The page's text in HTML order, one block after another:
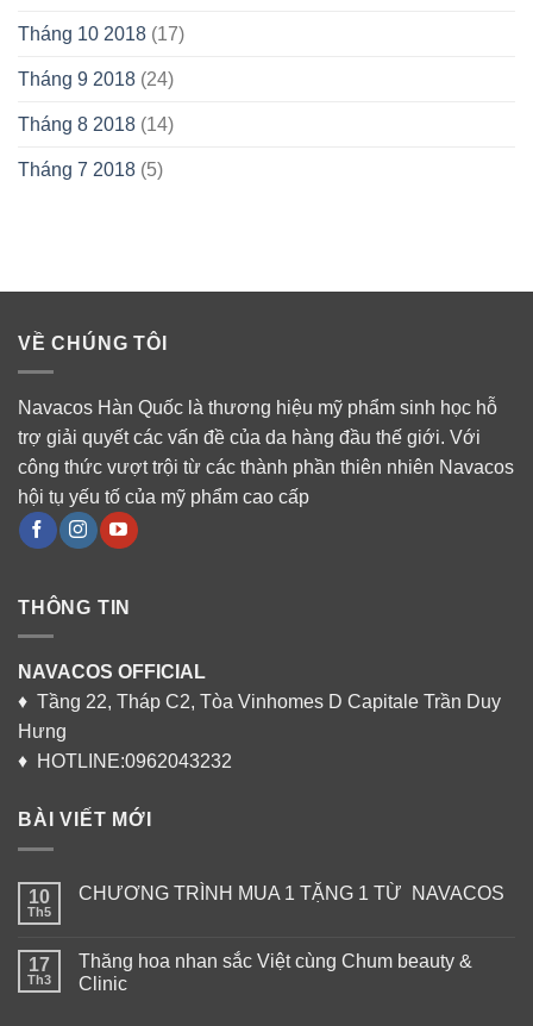
Tháng 10 2018 (17)
Tháng 9 2018 (24)
Tháng 8 2018 (14)
Tháng 7 2018 (5)
VỀ CHÚNG TÔI
Navacos Hàn Quốc là thương hiệu mỹ phẩm sinh học hỗ
trợ giải quyết các vấn đề của da hàng đầu thế giới. Với
công thức vượt trội từ các thành phần thiên nhiên Navacos
hội tụ yếu tố của mỹ phẩm cao cấp
THÔNG TIN
NAVACOS OFFICIAL
♦ Tầng 22, Tháp C2, Tòa Vinhomes D Capitale Trần Duy
Hưng
♦ HOTLINE:0962043232
BÀI VIẾT MỚI
10
Th5
CHƯƠNG TRÌNH MUA 1 TẶNG 1 TỪ NAVACOS
17
Th3
Thăng hoa nhan sắc Việt cùng Chum beauty &
Clinic